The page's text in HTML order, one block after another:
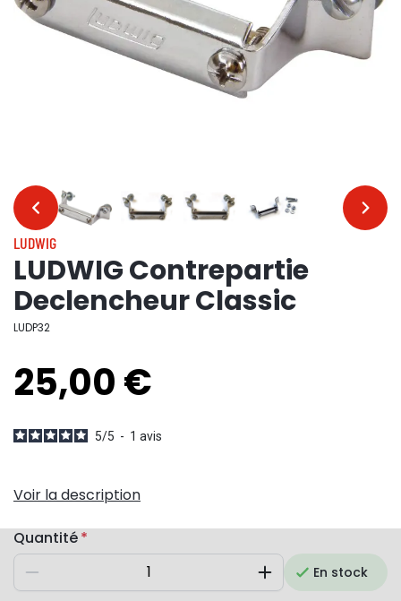
… …
LUDWIG
LUDWIG Contrepartie
Declencheur Classic
LUDP32
25,00 €
5/5 - 1 avis
Voir la description
Quantité
Diminuer AugmenterEn stock